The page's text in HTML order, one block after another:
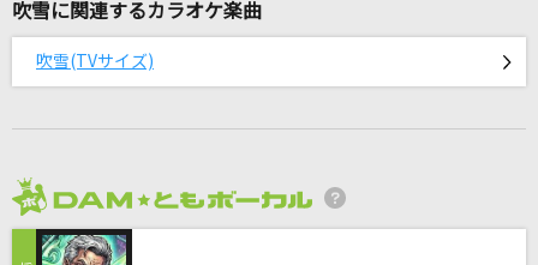
[生音]ベサメムーチョ
桂銀淑
ももいろクローバーZ
波乗りジョニー
吹雪に関連するカラオケ楽曲
吹雪(TVサイズ)